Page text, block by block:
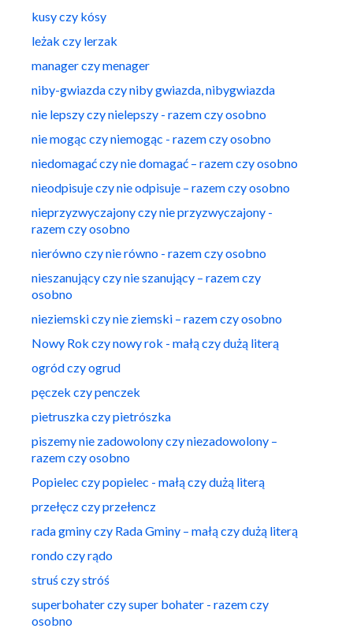
kusy czy kósy
leżak czy lerzak
manager czy menager
niby-gwiazda czy niby gwiazda, nibygwiazda
nie lepszy czy nielepszy - razem czy osobno
nie mogąc czy niemogąc - razem czy osobno
niedomagać czy nie domagać – razem czy osobno
nieodpisuje czy nie odpisuje – razem czy osobno
nieprzyzwyczajony czy nie przyzwyczajony -
razem czy osobno
nierówno czy nie równo - razem czy osobno
nieszanujący czy nie szanujący – razem czy
osobno
nieziemski czy nie ziemski – razem czy osobno
Nowy Rok czy nowy rok - małą czy dużą literą
ogród czy ogrud
pęczek czy penczek
pietruszka czy pietrószka
piszemy nie zadowolony czy niezadowolony –
razem czy osobno
Popielec czy popielec - małą czy dużą literą
przełęcz czy przełencz
rada gminy czy Rada Gminy – małą czy dużą literą
rondo czy rądo
struś czy stróś
superbohater czy super bohater - razem czy
osobno